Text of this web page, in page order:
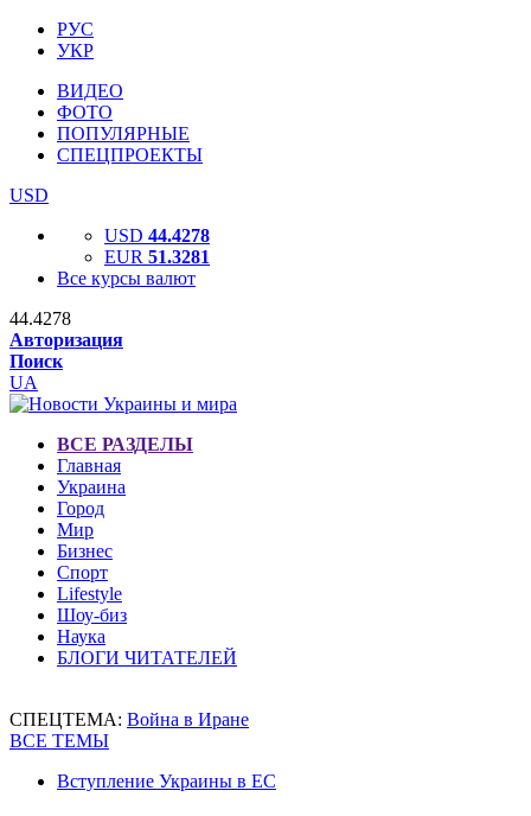
РУС
УКР
ВИДЕО
ФОТО
ПОПУЛЯРНЫЕ
СПЕЦПРОЕКТЫ
USD
USD 44.4278
EUR 51.3281
Все курсы валют
44.4278
Авторизация
Поиск
UA
ВСЕ РАЗДЕЛЫ
Главная
Украина
Город
Мир
Бизнес
Спорт
Lifestyle
Шоу-биз
Наука
БЛОГИ ЧИТАТЕЛЕЙ
СПЕЦТЕМА: Война в Иране
ВСЕ ТЕМЫ
Вступление Украины в ЕС